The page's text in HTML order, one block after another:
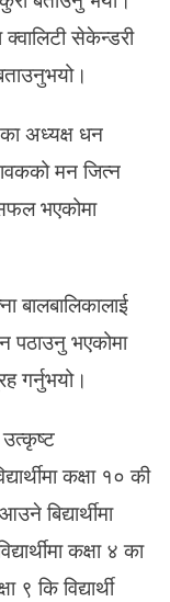
सेकेन्डरी
अध्यक्ष धन
मन जित्न
भएकोमा
पठाउनु भएकोमा
गर्नुभयो।
उत्कृष्ट
कक्षा १० की
बिद्यार्थीमा
कक्षा ४ का
९ कि विद्यार्थी